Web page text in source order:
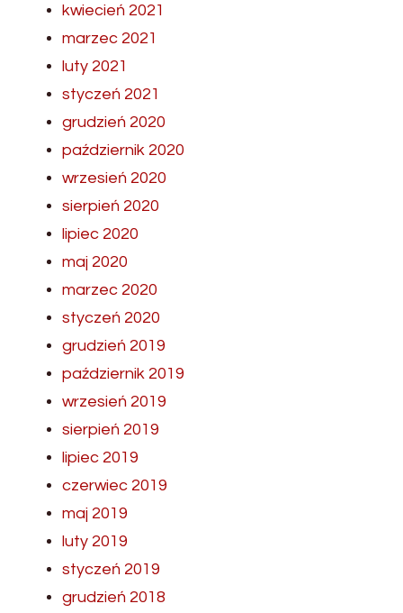
kwiecień 2021
marzec 2021
luty 2021
styczeń 2021
grudzień 2020
październik 2020
wrzesień 2020
sierpień 2020
lipiec 2020
maj 2020
marzec 2020
styczeń 2020
grudzień 2019
październik 2019
wrzesień 2019
sierpień 2019
lipiec 2019
czerwiec 2019
maj 2019
luty 2019
styczeń 2019
grudzień 2018